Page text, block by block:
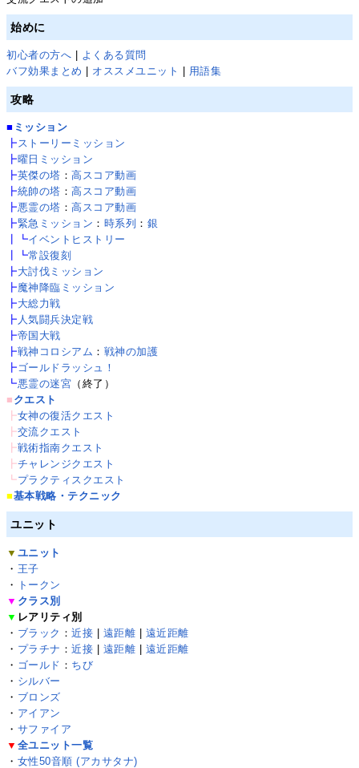
始めに
初心者の方へ
よくある質問
バフ効果まとめ
オススメユニット 用語集
攻略
■ ミッション
┣ストーリーミッション
┣曜日ミッション
┣英傑の塔 ：高スコア動画
┣統帥の塔 ：高スコア動画
┣悪霊の塔 ：高スコア動画
┣緊急ミッション ： 時系列 ： 銀
┃┗イベントヒストリー
┃┗常設復刻
┣大討伐ミッション
┣魔神降臨ミッション
┣大総力戦
┣ 人気闘兵決定戦
┣帝国大戦
┣戦神コロシアム ： 戦神の加護
┣ゴールドラッシュ！
┗悪霊の迷宮 （終了）
■ クエスト
┣女神の復活クエスト
┣交流クエスト
┣戦術指南クエスト
┣チャレンジクエスト
┗プラクティスクエスト
■基本戦略・テクニック
ユニット
▼ ユニット
・ 王子
・
トークン
▼ クラス別
▼ レアリティ別
・ ブラック ：近接 | 遠距離 | 遠近距離
・ プラチナ ：近接 | 遠距離 | 遠近距離
・ ゴールド ： ちび
・ シルバー
・ ブロンズ
・ アイアン
・ サファイア
▼ 全ユニット一覧
・ 女性50音順 (アカサタナ)